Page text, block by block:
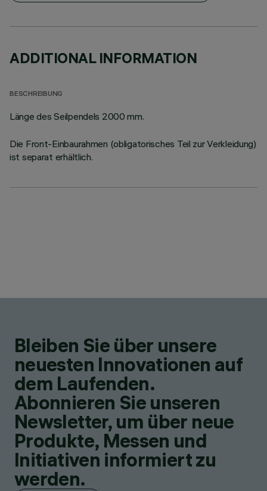
ADDITIONAL INFORMATION
BESCHREIBUNG
Länge des Seilpendels 2000 mm.
Die Front-Einbaurahmen (obligatorisches Teil zur Verkleidung)
ist separat erhältlich.
Bleiben Sie über unsere
neuesten Innovationen auf
dem Laufenden.
Abonnieren Sie unseren
Newsletter, um über neue
Produkte, Messen und
Initiativen informiert zu
werden.